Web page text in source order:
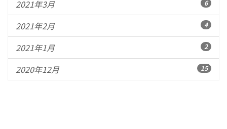
2021年3月 6
2021年2月 4
2021年1月 2
2020年12月 15